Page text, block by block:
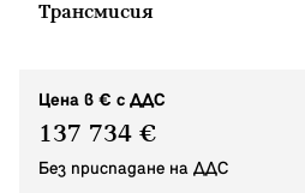
Tрансмисия
Цена в € с ДДС
137 734 €
Без приспадане на ДДС